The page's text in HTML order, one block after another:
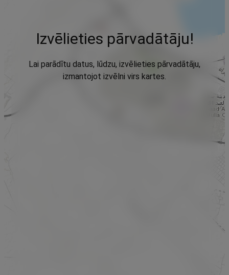
Izvēlieties pārvadātāju!
Lai parādītu datus, lūdzu, izvēlieties pārvadātāju,
izmantojot izvēlni virs kartes.